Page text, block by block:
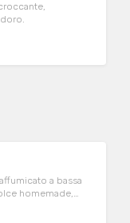
a bassa
homemade,